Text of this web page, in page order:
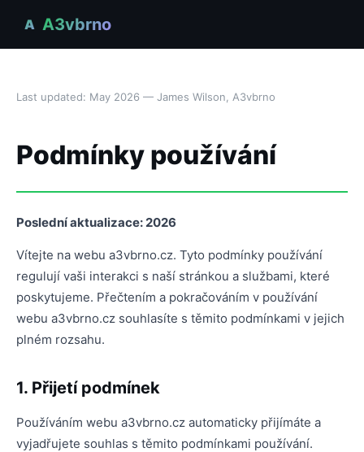
A A3vbrno
Last updated: May 2026 — James Wilson, A3vbrno
Podmínky používání
Poslední aktualizace: 2026
Vítejte na webu a3vbrno.cz. Tyto podmínky používání
regulují vaši interakci s naší stránkou a službami, které
poskytujeme. Přečtením a pokračováním v používání
webu a3vbrno.cz souhlasíte s těmito podmínkami v jejich
plném rozsahu.
1. Přijetí podmínek
Používáním webu a3vbrno.cz automaticky přijímáte a
vyjadřujete souhlas s těmito podmínkami používání.